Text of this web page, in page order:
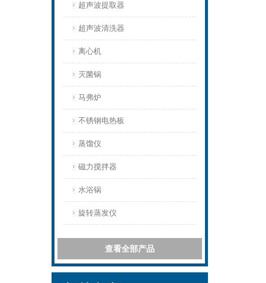
超声波提取器
超声波清洗器
离心机
灭菌锅
马弗炉
不锈钢电热板
蒸馏仪
磁力搅拌器
水浴锅
旋转蒸发仪
查看全部产品